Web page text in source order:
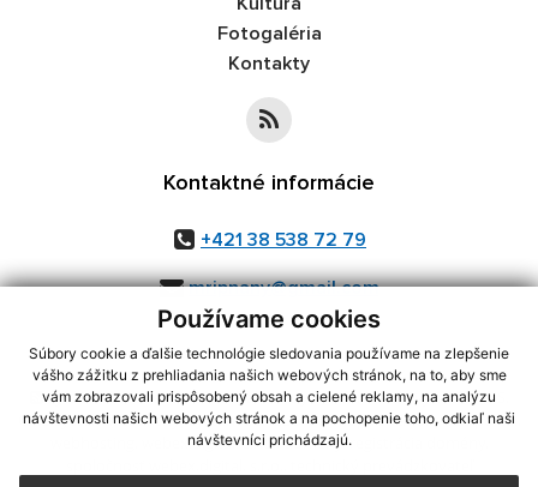
Používame cookies
Súbory cookie a ďalšie technológie sledovania používame na zlepšenie
vášho zážitku z prehliadania našich webových stránok, na to, aby sme
vám zobrazovali prispôsobený obsah a cielené reklamy, na analýzu
návštevnosti našich webových stránok a na pochopenie toho, odkiaľ naši
návštevníci prichádzajú.
Fotogaléria
Kontakty
Kontaktné informácie
+421 38 538 72 79
mripnany@gmail.com
využite možnosť získavania aktuálnych informácií s využitím RSS
CMS systém (redakčný) systém ECHELON 2,Mapa stránok,web portál
webex.digital, s.r.o.,domény,registrácia domény